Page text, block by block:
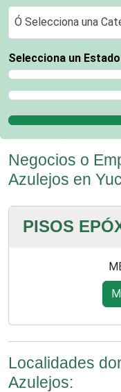
Ó Selecciona una
Ó Selecciona una
Selecciona un
Selecciona un Estado
Selecciona un
Negocios o
Azulejos en
PISOS
Localidades
Azulejos: